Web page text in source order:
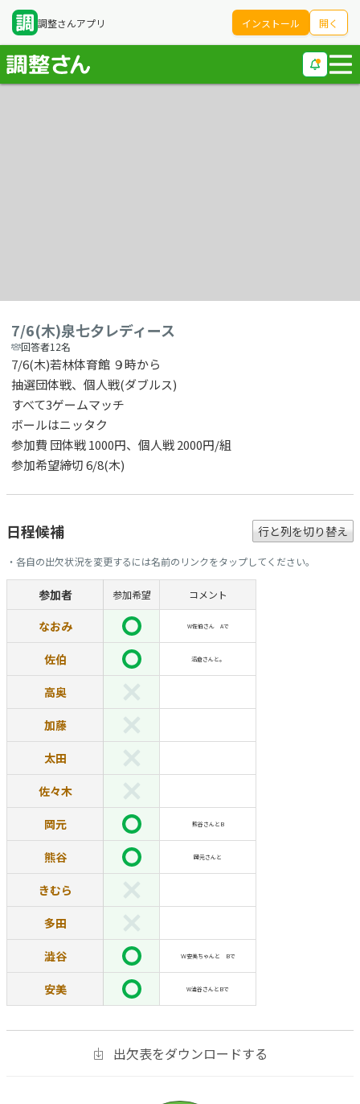
調整さんアプリ インストール 開く
7/6(木)泉七夕レディース
回答者12名
7/6(木)若林体育館 ９時から
抽選団体戦、個人戦(ダブルス)
すべて3ゲームマッチ
ボールはニッタク
参加費 団体戦 1000円、個人戦 2000円/組
参加希望締切 6/8(木)
日程候補 行と列を切り替え
・各自の出欠状況を変更するには名前のリンクをタップしてください。
参加者 参加希望 コメント
なおみ W佐伯さん Aで
佐伯 沼倉さんと。
高奥
加藤
太田
佐々木
岡元 熊谷さんとB
熊谷 岡元さんと
きむら
多田
澁谷 Ｗ安美ちゃんと Bで
安美 W澁谷さんとBで
出欠表をダウンロードする